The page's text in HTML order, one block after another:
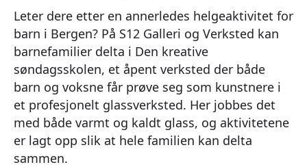
Leter dere etter en annerledes helgeaktivitet for
barn i Bergen? På S12 Galleri og Verksted kan
barnefamilier delta i Den kreative
søndagsskolen, et åpent verksted der både
barn og voksne får prøve seg som kunstnere i
et profesjonelt glassverksted. Her jobbes det
med både varmt og kaldt glass, og aktivitetene
er lagt opp slik at hele familien kan delta
sammen.